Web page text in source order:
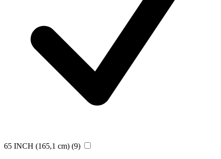
65 INCH (165,1 cm) (9)